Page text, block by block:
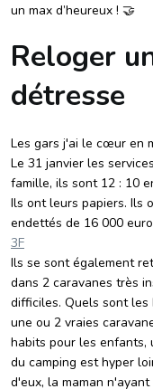
un max d’heureux ! 🤝
Reloger
détresse
Les gars j'ai le cœur en
Le 31 janvier les
famille, ils sont 12 : 10
Ils ont leurs papiers. Ils
endettés de 16 000
3F
Ils se sont également
dans 2 caravanes très
difficiles. Quels sont les
une ou 2 vraies
habits pour les enfants,
du camping est hyper
d'eux, la maman n'ayant